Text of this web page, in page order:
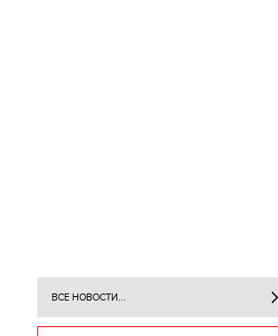
ВСЕ НОВОСТИ...